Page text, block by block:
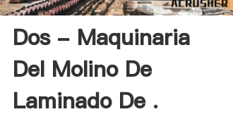
Dos - Maquinaria
Del Molino De
Laminado De .